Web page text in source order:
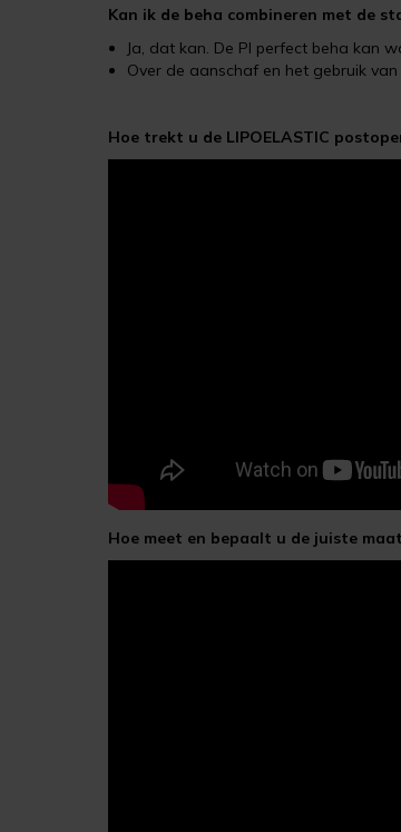
Kan ik de beha combineren met de
Ja, dat kan. De PI perfect beha kan
Over de aanschaf en het gebruik
Hoe trekt u de LIPOELASTIC
Hoe meet en bepaalt u de juiste